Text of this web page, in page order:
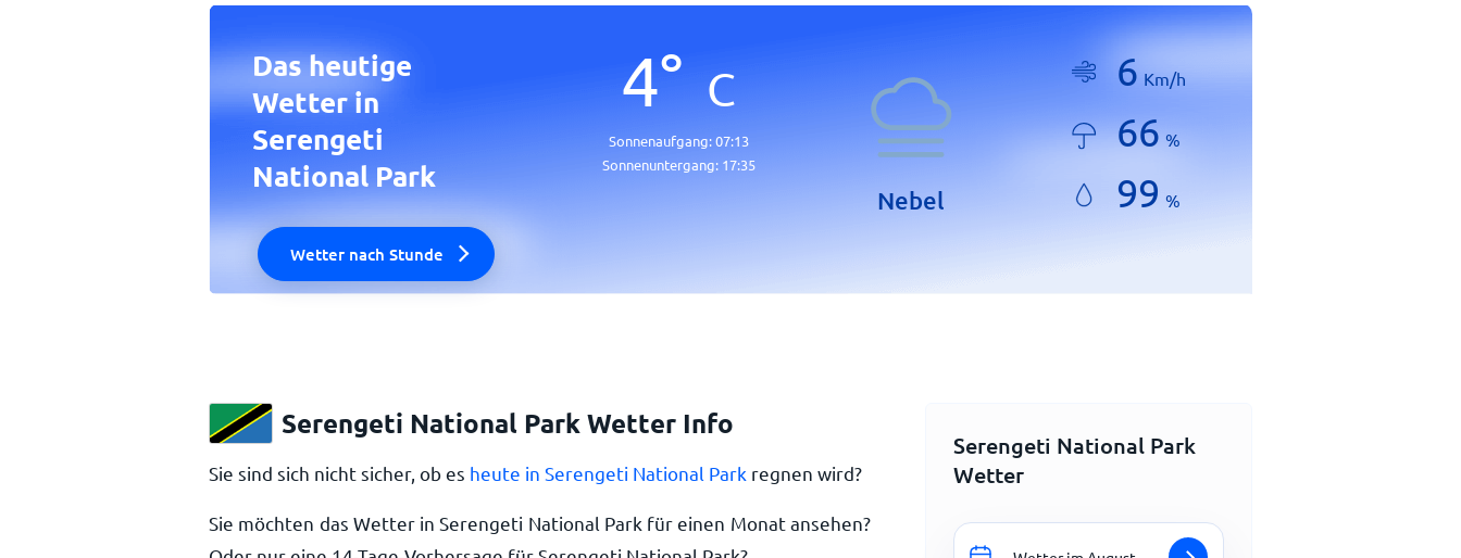
Das heutige
Wetter in
Serengeti
National Park
Wetter nach Stunde
4° C
Sonnenaufgang:07:13
Sonnenuntergang: 17:35
Nebel
6 Km/h
66 %
99 %
Serengeti National Park Wetter Info
Sie sind sich nicht sicher, ob es heute in Serengeti National Park regnen wird?
Sie möchten das Wetter in Serengeti National Park für einen Monat ansehen?
Serengeti National Park
Wetter